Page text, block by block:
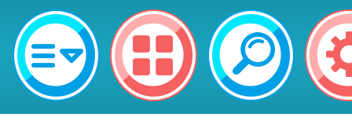
轉知國立自然科學博物館辦理都會
黑蚊) 防治實作研習活動簡章1份-
勢國民小學